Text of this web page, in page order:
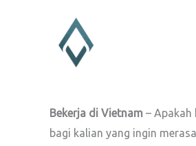
Bekerja di Vietnam – Apakah
bagi kalian yang ingin